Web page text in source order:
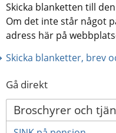
Skicka blanketten till
Om det inte står något
adress här på
Skicka blanketter, brev
Gå direkt
Broschyrer och